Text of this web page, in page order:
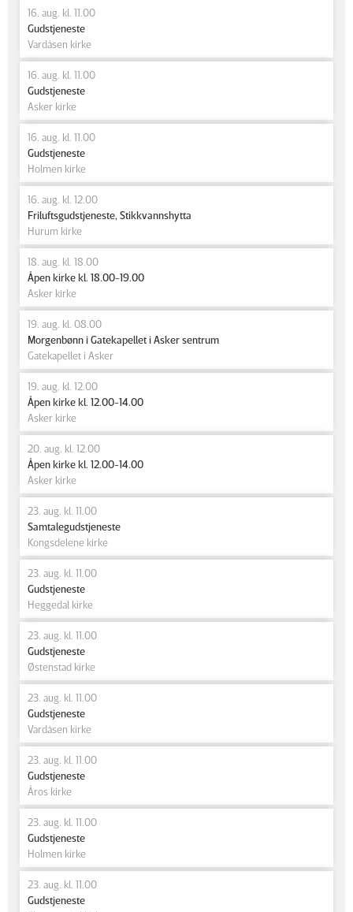
16. aug. kl. 11.00
Gudstjeneste
Vardåsen kirke
16. aug. kl. 11.00
Gudstjeneste
Asker kirke
16. aug. kl. 11.00
Gudstjeneste
Holmen kirke
16. aug. kl. 12.00
Friluftsgudstjeneste, Stikkvannshytta
Hurum kirke
18. aug. kl. 18.00
Åpen kirke kl. 18.00-19.00
Asker kirke
19. aug. kl. 08.00
Morgenbønn i Gatekapellet i Asker sentrum
Gatekapellet i Asker
19. aug. kl. 12.00
Åpen kirke kl. 12.00-14.00
Asker kirke
20. aug. kl. 12.00
Åpen kirke kl. 12.00-14.00
Asker kirke
23. aug. kl. 11.00
Samtalegudstjeneste
Kongsdelene kirke
23. aug. kl. 11.00
Gudstjeneste
Heggedal kirke
23. aug. kl. 11.00
Gudstjeneste
Østenstad kirke
23. aug. kl. 11.00
Gudstjeneste
Vardåsen kirke
23. aug. kl. 11.00
Gudstjeneste
Åros kirke
23. aug. kl. 11.00
Gudstjeneste
Holmen kirke
23. aug. kl. 11.00
Gudstjeneste